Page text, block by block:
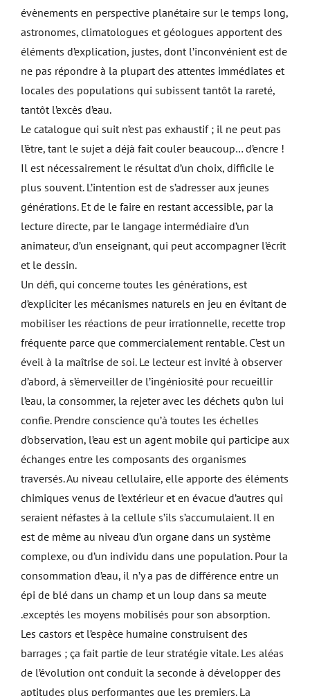
évènements en perspective planétaire sur le temps long,
astronomes, climatologues et géologues apportent des
éléments d’explication, justes, dont l’inconvénient est de
ne pas répondre à la plupart des attentes immédiates et
locales des populations qui subissent tantôt la rareté,
tantôt l’excès d’eau.
Le catalogue qui suit n’est pas exhaustif ; il ne peut pas
l’être, tant le sujet a déjà fait couler beaucoup… d’encre !
Il est nécessairement le résultat d’un choix, difficile le
plus souvent. L’intention est de s’adresser aux jeunes
générations. Et de le faire en restant accessible, par la
lecture directe, par le langage intermédiaire d’un
animateur, d’un enseignant, qui peut accompagner l’écrit
et le dessin.
Un défi, qui concerne toutes les générations, est
d’expliciter les mécanismes naturels en jeu en évitant de
mobiliser les réactions de peur irrationnelle, recette trop
fréquente parce que commercialement rentable. C’est un
éveil à la maîtrise de soi. Le lecteur est invité à observer
d’abord, à s’émerveiller de l’ingéniosité pour recueillir
l’eau, la consommer, la rejeter avec les déchets qu’on lui
confie. Prendre conscience qu’à toutes les échelles
d’observation, l’eau est un agent mobile qui participe aux
échanges entre les composants des organismes
traversés. Au niveau cellulaire, elle apporte des éléments
chimiques venus de l’extérieur et en évacue d’autres qui
seraient néfastes à la cellule s’ils s’accumulaient. Il en
est de même au niveau d’un organe dans un système
complexe, ou d’un individu dans une population. Pour la
consommation d’eau, il n’y a pas de différence entre un
épi de blé dans un champ et un loup dans sa meute
.exceptés les moyens mobilisés pour son absorption.
Les castors et l’espèce humaine construisent des
barrages ; ça fait partie de leur stratégie vitale. Les aléas
de l’évolution ont conduit la seconde à développer des
aptitudes plus performantes que les premiers. La